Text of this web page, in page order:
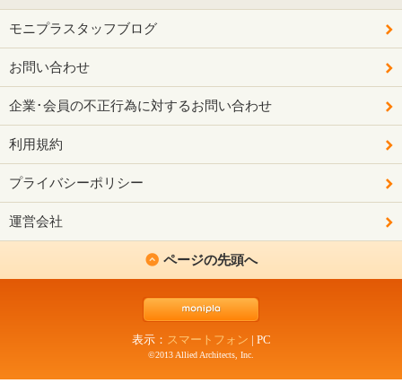
モニプラスタッフブログ
お問い合わせ
企業･会員の不正行為に対するお問い合わせ
利用規約
プライバシーポリシー
運営会社
ページの先頭へ
表示： スマートフォン | PC
©2013 Allied Architects, Inc.